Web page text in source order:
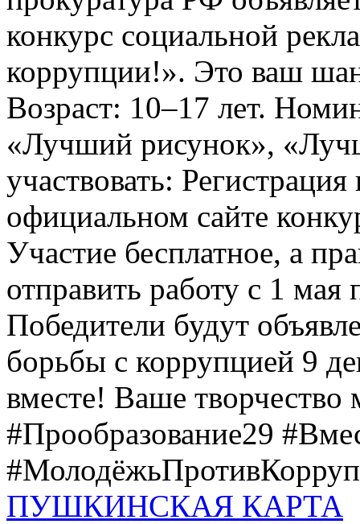
конкурс социальной
коррупции!». Это ваш
Возраст: 10–17 лет.
«Лучший рисунок»,
участвовать:
официальном сайте
Участие бесплатное, а
отправить работу с 1 мая
Победители будут
борьбы с коррупцией 9
вместе! Ваше творчество
#Прообразование29
ПУШКИНСКАЯ КАРТА